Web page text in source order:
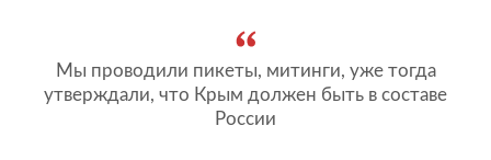
Мы проводили пикеты, митинги, уже тогда
утверждали, что Крым должен быть в составе
России